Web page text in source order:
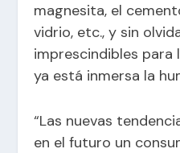
magnesita, el
vidrio, etc., y sin
imprescindibles para
ya está inmersa la
“Las nuevas
en el futuro un